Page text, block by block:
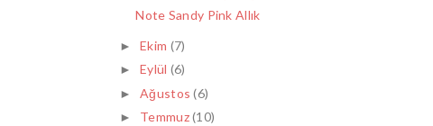
Note Sandy Pink Allık
►Ekim (7)
►Eylül (6)
►Ağustos(6)
► Temmuz(10)